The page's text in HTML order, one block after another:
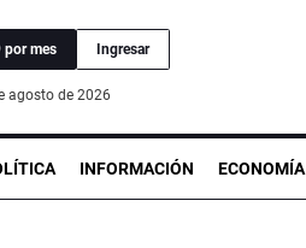
por mes Ingresar
agosto de 2026
INFORMACIÓN ECONOMÍA